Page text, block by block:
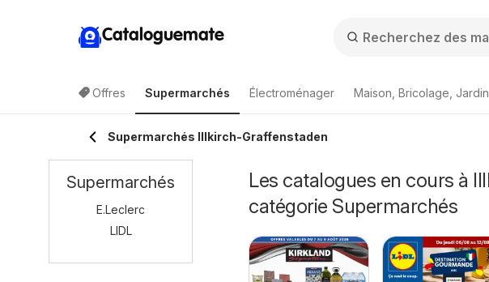
Cataloguemate
Offres Supermarchés Électroménager Maison, Bricolage,
Supermarchés Illkirch-Graffenstaden
Les catalogues en cours à
catégorie Supermarchés
Supermarchés
E.Leclerc
LIDL